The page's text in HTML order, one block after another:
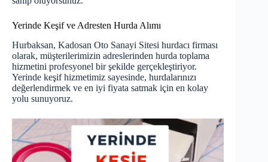
Yerinde Keşif ve Adresten Hurda Alımı
Hurbaksan, Kadosan Oto Sanayi Sitesi hurdacı firması
olarak, müşterilerimizin adreslerinden hurda toplama
hizmetini profesyonel bir şekilde gerçekleştiriyor.
Yerinde keşif hizmetimiz sayesinde, hurdalarınızı
değerlendirmek ve en iyi fiyata satmak için en kolay
yolu sunuyoruz.